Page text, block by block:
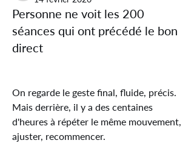
Personne ne voit les 200
séances qui ont précédé le bon
direct
On regarde le geste final, fluide, précis.
Mais derrière, il y a des centaines
d'heures à répéter le même mouvement,
ajuster, recommencer.